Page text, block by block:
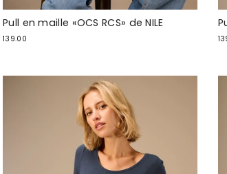
Pull en maille «OCS RCS» de NILE
139.00